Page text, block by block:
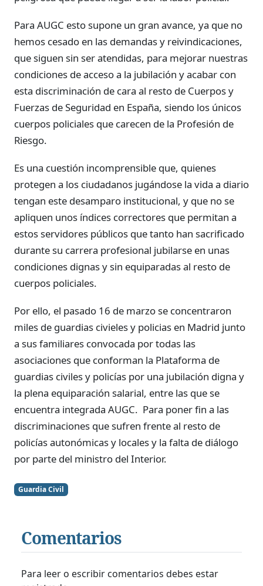
Para AUGC esto supone un gran avance, ya que no
hemos cesado en las demandas y reivindicaciones,
que siguen sin ser atendidas, para mejorar nuestras
condiciones de acceso a la jubilación y acabar con
esta discriminación de cara al resto de Cuerpos y
Fuerzas de Seguridad en España, siendo los únicos
cuerpos policiales que carecen de la Profesión de
Riesgo.
Es una cuestión incomprensible que, quienes
protegen a los ciudadanos jugándose la vida a diario
tengan este desamparo institucional, y que no se
apliquen unos índices correctores que permitan a
estos servidores públicos que tanto han sacrificado
durante su carrera profesional jubilarse en unas
condiciones dignas y sin equiparadas al resto de
cuerpos policiales.
Por ello, el pasado 16 de marzo se concentraron
miles de guardias civieles y policias en Madrid junto
a sus familiares convocada por todas las
asociaciones que conforman la Plataforma de
guardias civiles y policías por una jubilación digna y
la plena equiparación salarial, entre las que se
encuentra integrada AUGC. Para poner fin a las
discriminaciones que sufren frente al resto de
policías autonómicas y locales y la falta de diálogo
por parte del ministro del Interior.
Guardia Civil
Comentarios
Para leer o escribir comentarios debes estar